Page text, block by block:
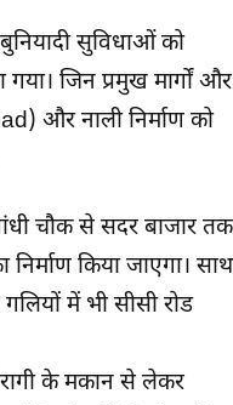
सुविधाओं को
जिन प्रमुख मार्गों और
और नाली निर्माण को
चौक से सदर बाजार तक
किया जाएगा। साथ
गलियों में भी सीसी रोड
के मकान से लेकर